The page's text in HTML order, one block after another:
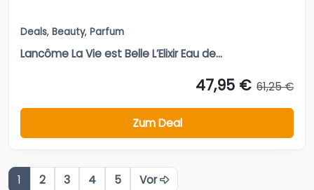
Deals, Beauty, Parfum
Lancôme La Vie est Belle L’Elixir Eau de...
47,95 € 61,25 €
Zum Deal
1 2 3 4 5 Vor